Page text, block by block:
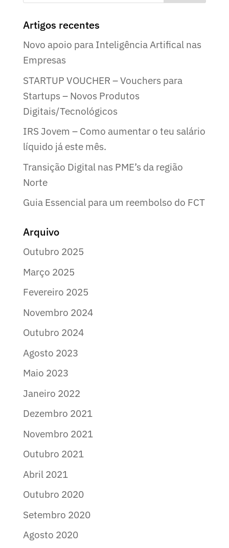
Artigos recentes
Novo apoio para Inteligência Artifical nas
Empresas
STARTUP VOUCHER – Vouchers para
Startups – Novos Produtos
Digitais/Tecnológicos
IRS Jovem – Como aumentar o teu salário
líquido já este mês.
Transição Digital nas PME’s da região
Norte
Guia Essencial para um reembolso do FCT
Arquivo
Outubro 2025
Março 2025
Fevereiro 2025
Novembro 2024
Outubro 2024
Agosto 2023
Maio 2023
Janeiro 2022
Dezembro 2021
Novembro 2021
Outubro 2021
Abril 2021
Outubro 2020
Setembro 2020
Agosto 2020